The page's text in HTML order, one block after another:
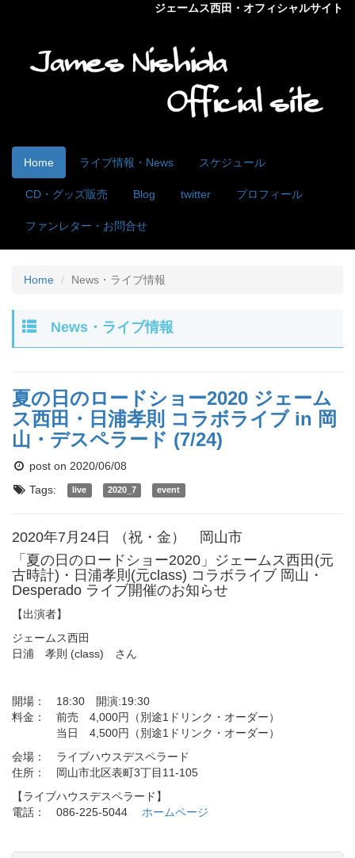
ジェームス西田・オフィシャルサイト
Home ライブ情報・News スケジュール
CD・グッズ販売 Blog twitter プロフィール
ファンレター・お問合せ
Home News・ライブ情報
News・ライブ情報
夏の日のロードショー2020 ジェーム
ス西田・日浦孝則 コラボライブ in 岡
山・デスペラード (7/24)
post on 2020/06/08
Tags:
live 2020_7 event
2020年7月24日 （祝・金） 岡山市
「夏の日のロードショー2020」ジェームス西田(元
古時計)・日浦孝則(元class) コラボライブ 岡山・
Desperado ライブ開催のお知らせ
【出演者】
ジェームス西田
日浦 孝則 (class) さん
開場： 18:30 開演:19:30
料金： 前売 4,000円（別途1ドリンク・オーダー）
当日 4,500円（別途1ドリンク・オーダー）
会場： ライブハウスデスペラード
住所： 岡山市北区表町3丁目11-105
【ライブハウスデスペラード】
電話： 086-225-5044 ホームページ